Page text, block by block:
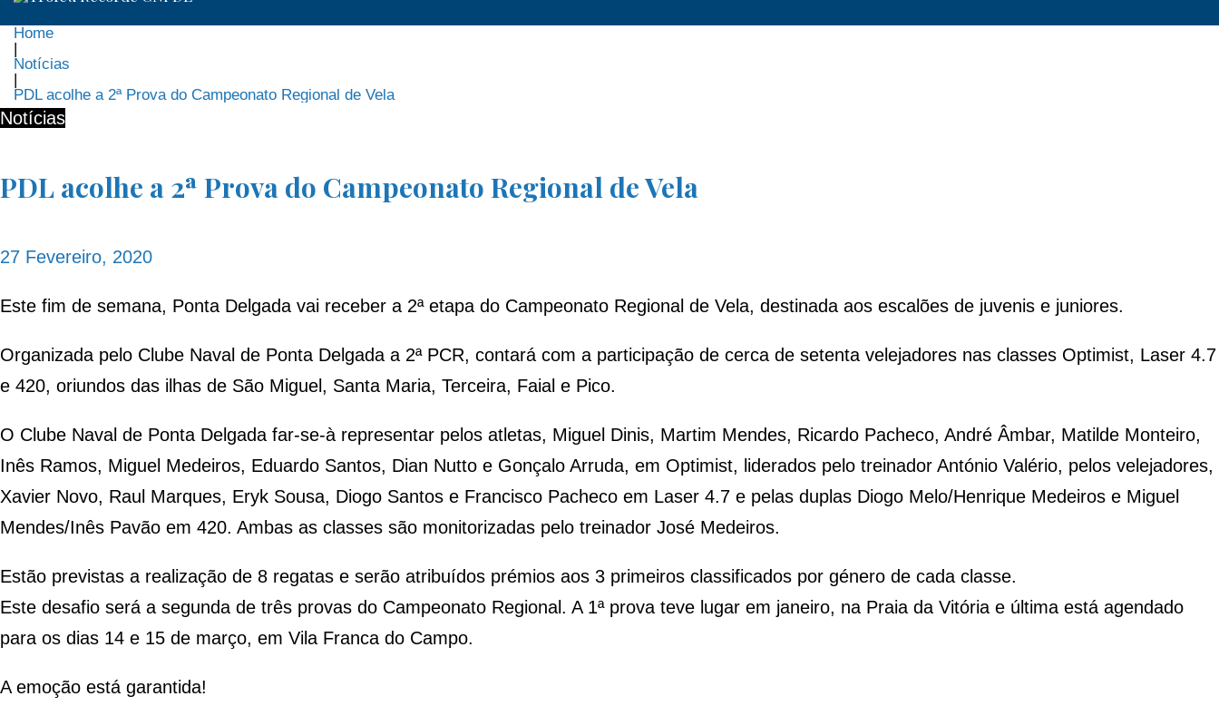
Home
|
Notícias
|
PDL acolhe a 2ª Prova do Campeonato Regional de Vela
Notícias
PDL acolhe a 2ª Prova do Campeonato Regional de Vela
27 Fevereiro, 2020
Este fim de semana, Ponta Delgada vai receber a 2ª etapa do Campeonato Regional de Vela, destinada aos escalões de juvenis e juniores.
Organizada pelo Clube Naval de Ponta Delgada a 2ª PCR, contará com a participação de cerca de setenta velejadores nas classes Optimist, Laser 4.7
e 420, oriundos das ilhas de São Miguel, Santa Maria, Terceira, Faial e Pico.
O Clube Naval de Ponta Delgada far-se-à representar pelos atletas, Miguel Dinis, Martim Mendes, Ricardo Pacheco, André Âmbar, Matilde Monteiro,
Inês Ramos, Miguel Medeiros, Eduardo Santos, Dian Nutto e Gonçalo Arruda, em Optimist, liderados pelo treinador António Valério, pelos velejadores,
Xavier Novo, Raul Marques, Eryk Sousa, Diogo Santos e Francisco Pacheco em Laser 4.7 e pelas duplas Diogo Melo/Henrique Medeiros e Miguel
Mendes/Inês Pavão em 420. Ambas as classes são monitorizadas pelo treinador José Medeiros.
Estão previstas a realização de 8 regatas e serão atribuídos prémios aos 3 primeiros classificados por género de cada classe.
Este desafio será a segunda de três provas do Campeonato Regional. A 1ª prova teve lugar em janeiro, na Praia da Vitória e última está agendado
para os dias 14 e 15 de março, em Vila Franca do Campo.
A emoção está garantida!